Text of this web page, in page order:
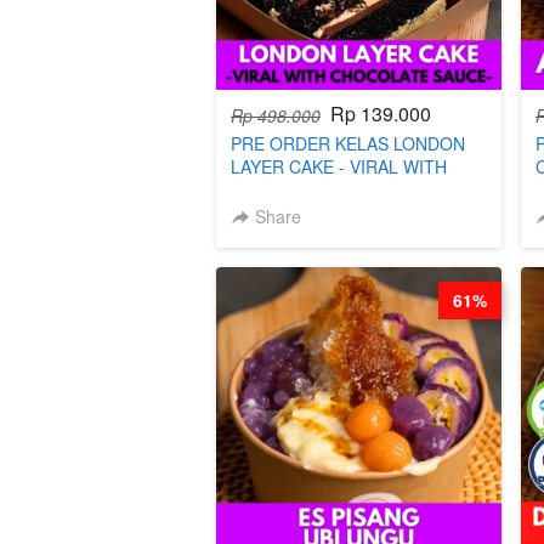
Rp 498.000 Rp 139.000
PRE ORDER KELAS LONDON
LAYER CAKE - VIRAL WITH
DITA (TAYANG 18 AGUSTUS)
Share
61%